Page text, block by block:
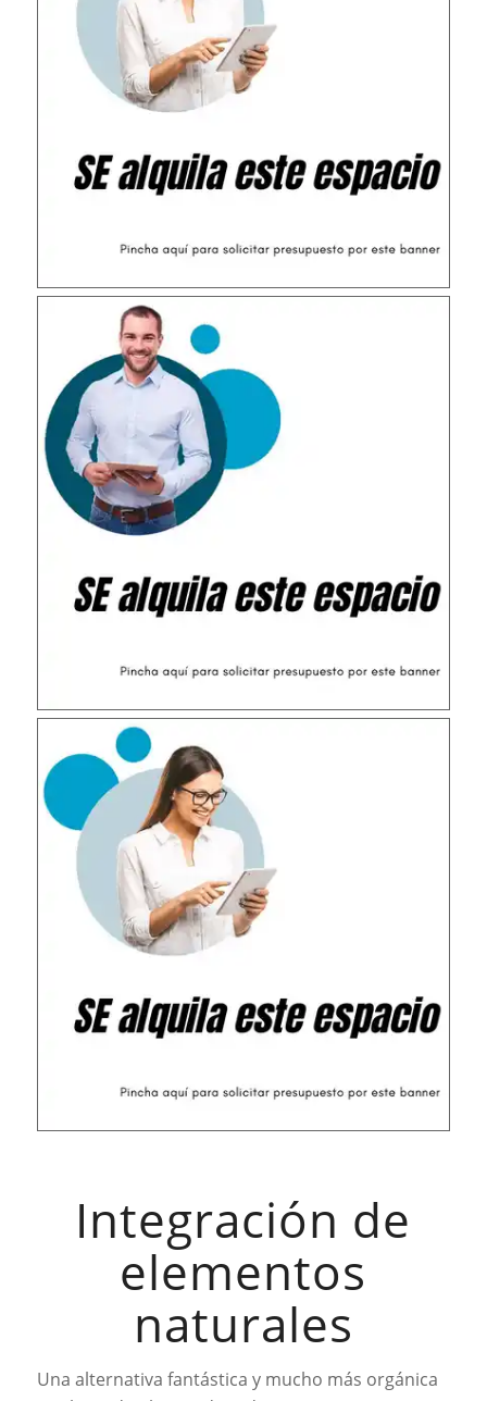
Integración de
elementos
naturales
Una alternativa fantástica y mucho más orgánica